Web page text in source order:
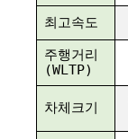
최고속도
주행거리
(WLTP)
차체크기